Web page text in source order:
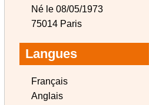
Né le 08/05/1973
75014 Paris
Langues
Français
Anglais